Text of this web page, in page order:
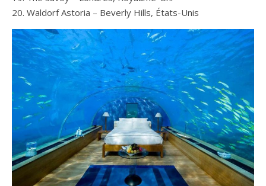
Waldorf Astoria – Beverly Hills, États-Unis